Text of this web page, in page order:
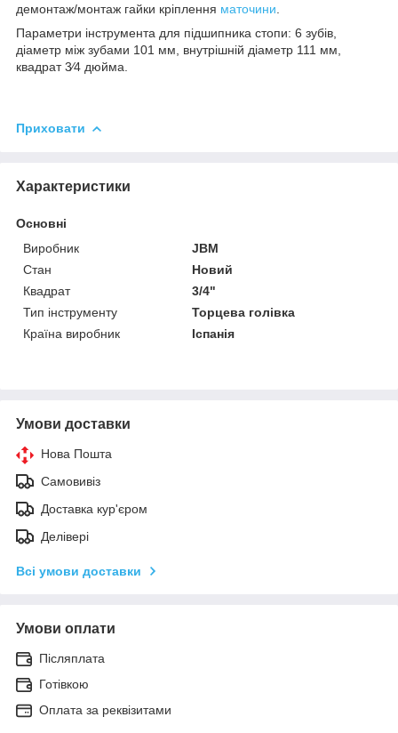
демонтаж/монтаж гайки кріплення маточини
Параметри інструмента для підшипника стопи: 6 зубів,
діаметр між зубами 101 мм, внутрішній діаметр 111 мм,
квадрат 3⁄4 дюйма.
Приховати
Характеристики
Основні
Виробник
JBM
Стан
Новий
Квадрат
3/4"
Тип інструменту
Торцева голівка
Країна виробник
Іспанія
Умови доставки
Нова Пошта
Самовивіз
Доставка кур'єром
Делівері
Всі умови доставки
Умови оплати
Післяплата
Готівкою
Оплата за реквізитами